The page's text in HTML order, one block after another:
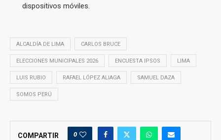
dispositivos móviles.
ALCALDÍA DE LIMA CARLOS BRUCE
ELECCIONES MUNICIPALES 2026 ENCUESTA IPSOS LIMA
LUIS RUBIO RAFAEL LÓPEZ ALIAGA SAMUEL DAZA
SOMOS PERÚ
COMPARTIR 0